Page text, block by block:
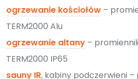
ogrzewanie kościołów –
TERM2000 Alu
ogrzewanie altany –
TERM2000 IP65
sauny IR, kabiny podczerwieni –